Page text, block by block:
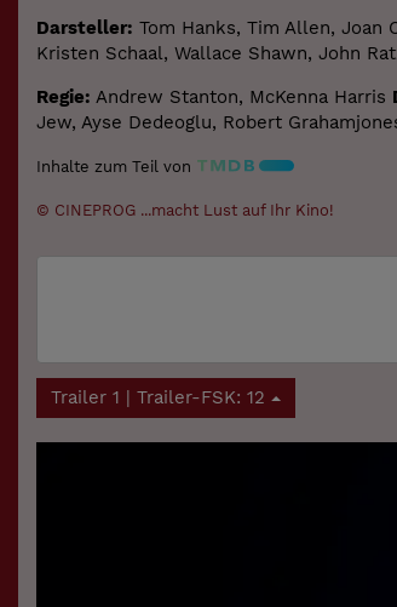
Darsteller: Tom Hanks, Tim Allen, Joan
Kristen Schaal, Wallace Shawn, John
Regie: Andrew Stanton, McKenna Harris
Jew, Ayse Dedeoglu, Robert
Inhalte zum Teil von
© CINEPROG ...macht Lust auf Ihr Kino!
Trailer 1 | Trailer-FSK: 12